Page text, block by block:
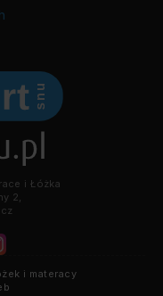
i Łóżka
2,
i materacy